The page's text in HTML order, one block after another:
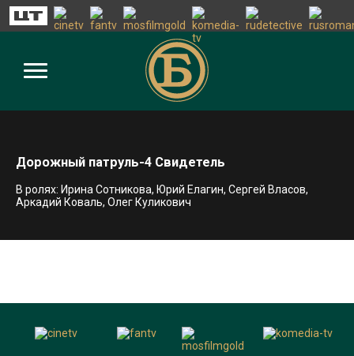
Дорожный патруль-4 Свидетель
В ролях: Ирина Сотникова, Юрий Елагин, Сергей Власов,
Аркадий Коваль, Олег Куликович